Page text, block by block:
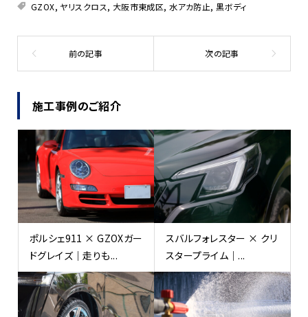
GZOX, ヤリスクロス, 大阪市東成区,水アカ防止,黒ボディ
施工事例のご紹介
ポルシェ911 × GZOXガー
ドグレイズ｜走りも...
スバルフォレスター × クリ
スタープライム｜...